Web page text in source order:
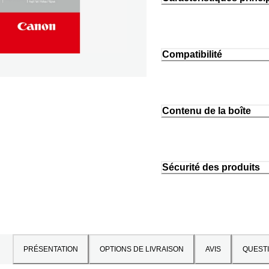
Compatibilité
Contenu de la boîte
Sécurité des produits
PRÉSENTATION OPTIONS DE LIVRAISON AVIS